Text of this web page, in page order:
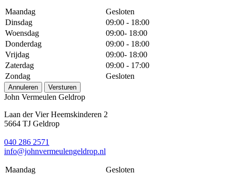
Maandag
Gesloten
Dinsdag
09:00 - 18:00
Woensdag
09:00- 18:00
Donderdag
09:00 - 18:00
Vrijdag
09:00- 18:00
Zaterdag
09:00 - 17:00
Zondag
Gesloten
Annuleren Versturen
John Vermeulen Geldrop
Laan der Vier Heemskinderen 2
5664 TJ Geldrop
040 286 2571
info@johnvermeulengeldrop.nl
Maandag
Gesloten